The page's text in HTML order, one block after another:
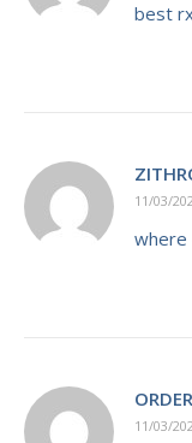
best
11/03/
where
11/03/